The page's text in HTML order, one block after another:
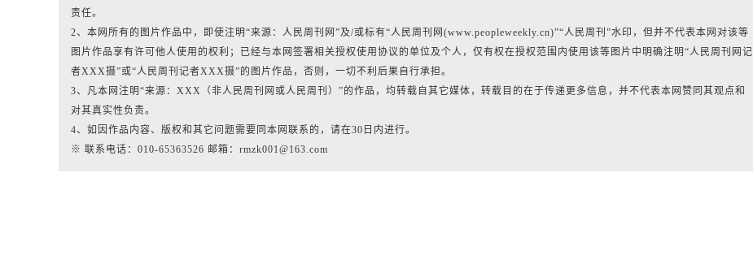
责任。
2、本网所有的图片作品中，即使注明“来源：人民周刊网”及/或标有“人民周刊网(www.peopleweekly.cn)”“人民周刊”水印，但并不代表本网对该等
图片作品享有许可他人使用的权利；已经与本网签署相关授权使用协议的单位及个人，仅有权在授权范围内使用该等图片中明确注明“人民周刊网记
者XXX摄”或“人民周刊记者XXX摄”的图片作品，否则，一切不利后果自行承担。
3、凡本网注明“来源：XXX（非人民周刊网或人民周刊）”的作品，均转载自其它媒体，转载目的在于传递更多信息，并不代表本网赞同其观点和
对其真实性负责。
4、如因作品内容、版权和其它问题需要同本网联系的，请在30日内进行。
※ 联系电话：010-65363526 邮箱：rmzk001@163.com